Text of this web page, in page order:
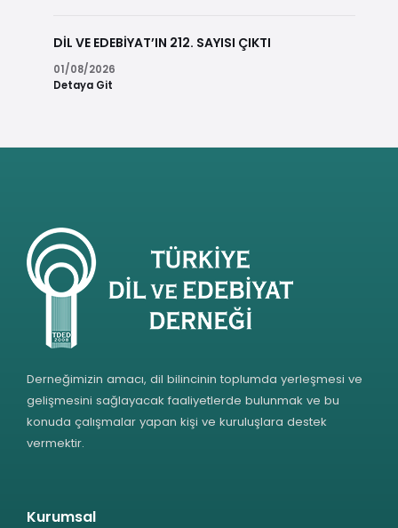
DİL VE EDEBİYAT’IN 212. SAYISI ÇIKTI
01/08/2026
Detaya Git
Derneğimizin amacı, dil bilincinin toplumda yerleşmesi ve
gelişmesini sağlayacak faaliyetlerde bulunmak ve bu
konuda çalışmalar yapan kişi ve kuruluşlara destek
vermektir.
Kurumsal